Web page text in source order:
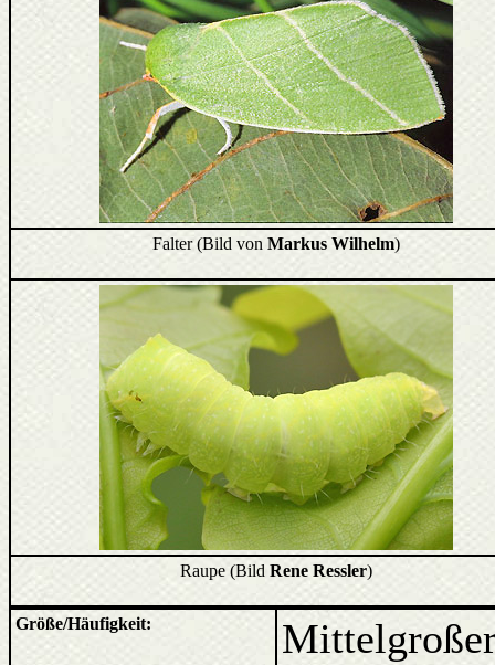
Falter (Bild von Markus Wilhelm)
Raupe (Bild Rene Ressler)
Größe/Häufigkeit: